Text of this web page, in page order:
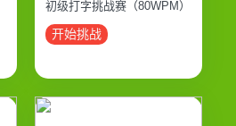
初级打字挑战赛（80WPM）
开始挑战